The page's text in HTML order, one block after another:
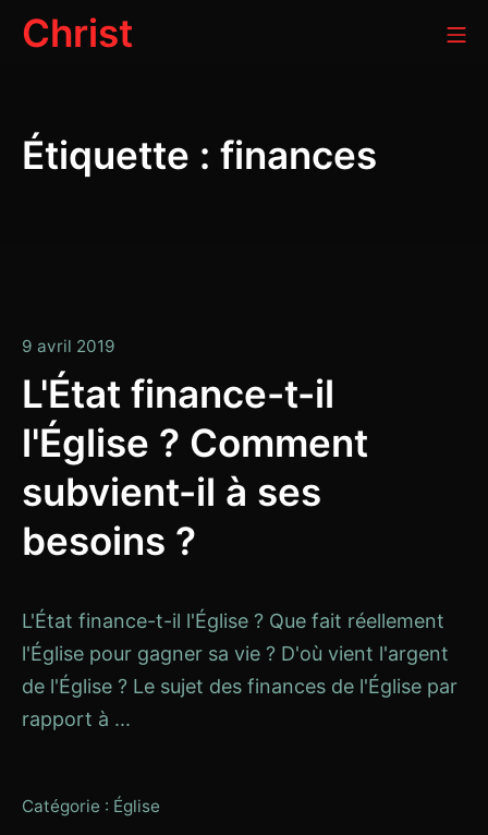
AllerChrist
Étiquette : finances
9 avril 2019
avril
2019
L'État finance-t-il
l'Église ? Comment
subvient-il à ses
besoins ?
L'État finance-t-il l'Église ? Que fait réellement
l'Église pour gagner sa vie ? D'où vient l'argent
de l'Église ? Le sujet des finances de l'Église par
rapport à ...
Catégorie : Église